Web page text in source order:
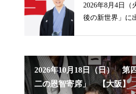
2026年8月4日（
後の新世界」に
2026年10月18日（日） 第
二の恩智寄席」 【大阪】